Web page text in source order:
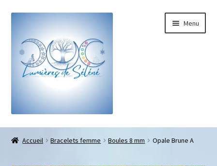
Menu
Boutique
Accueil Bracelets femme Boules 8 mm Opale Brune A